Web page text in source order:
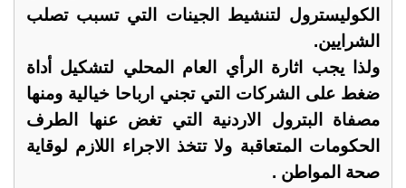
الكوليسترول لتنشيط الجينات التي تسبب تصلب
الشرايين.
ولذا يجب اثارة الرأي العام المحلي لتشكيل أداة
ضغط على الشركات التي تجني ارباحا خيالية ومنها
مصفاة البترول الاردنية التي تغض عنها الطرف
الحكومات المتعاقبة ولا تتخذ الاجراء اللازم لوقاية
صحة المواطن .